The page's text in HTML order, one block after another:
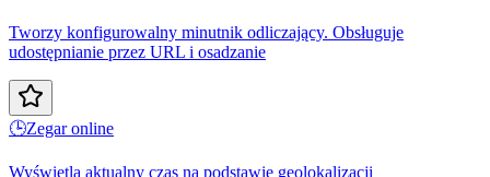
Tworzy konfigurowalny minutnik odliczający. Obsługuje
udostępnianie przez URL i osadzanie
🕒Zegar online
Wyświetla aktualny czas na podstawie geolokalizacji